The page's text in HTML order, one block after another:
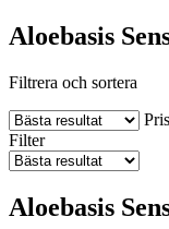
Aloebasis
Filtrera och sortera
Pris
Filter
Aloebasis